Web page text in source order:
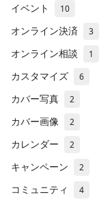
イベント 10
オンライン決済 3
オンライン相談 1
カスタマイズ 6
カバー写真 2
カバー画像 2
カレンダー 2
キャンペーン 2
コミュニティ 4